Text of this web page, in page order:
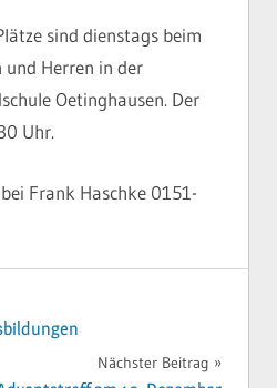
sind dienstags beim
Herren in der
Oetinghausen. Der
Uhr.
Frank Haschke 0151-
Nächster Beitrag